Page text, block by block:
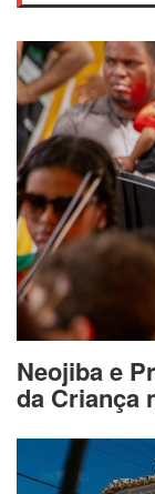
Neojiba e
da Criança